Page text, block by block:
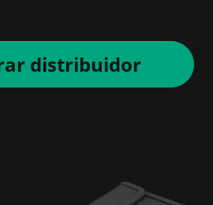
distribuidor